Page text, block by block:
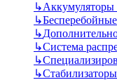
↳Аккумуляторы
↳Бесперебойные
↳
↳Система
↳
↳